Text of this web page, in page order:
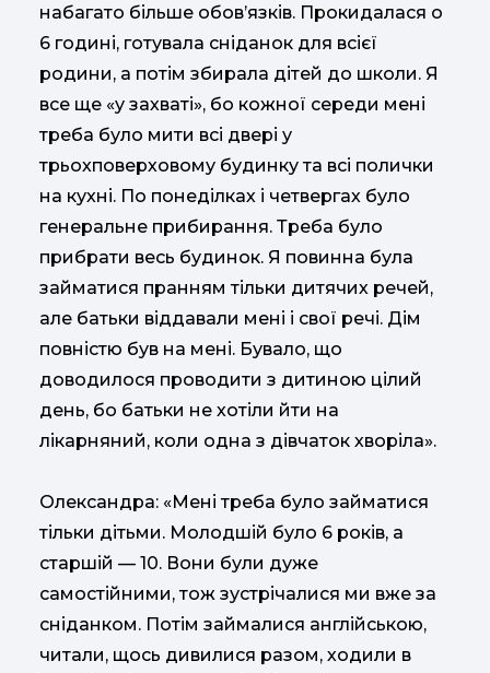
набагато більше обов’язків. Прокидалася о
6 годині, готувала сніданок для всієї
родини, а потім збирала дітей до школи. Я
все ще «у захваті», бо кожної середи мені
треба було мити всі двері у
трьохповерховому будинку та всі полички
на кухні. По понеділках і четвергах було
генеральне прибирання. Треба було
прибрати весь будинок. Я повинна була
займатися пранням тільки дитячих речей,
але батьки віддавали мені і свої речі. Дім
повністю був на мені. Бувало, що
доводилося проводити з дитиною цілий
день, бо батьки не хотіли йти на
лікарняний, коли одна з дівчаток хворіла».
Олександра: «Мені треба було займатися
тільки дітьми. Молодшій було 6 років, а
старшій — 10. Вони були дуже
самостійними, тож зустрічалися ми вже за
сніданком. Потім займалися англійською,
читали, щось дивилися разом, ходили в